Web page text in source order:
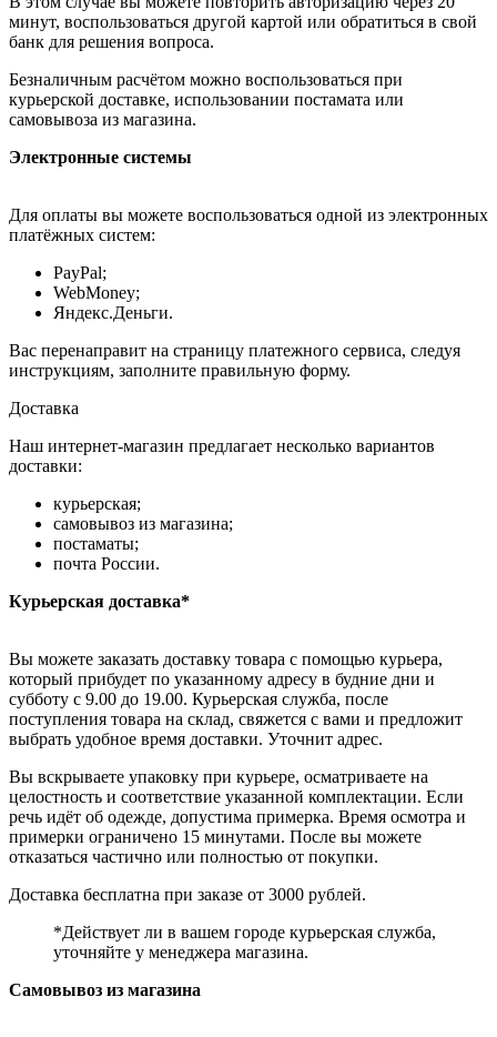
минут, воспользоваться другой картой или обратиться в свой
банк для решения вопроса.
Безналичным расчётом можно воспользоваться при
курьерской доставке, использовании постамата или
самовывоза из магазина.
Электронные системы
Для оплаты вы можете воспользоваться одной из электронных
платёжных систем:
PayPal;
WebMoney;
Яндекс.Деньги.
Вас перенаправит на страницу платежного сервиса, следуя
инструкциям, заполните правильную форму.
Доставка
Наш интернет-магазин предлагает несколько вариантов
доставки:
курьерская;
самовывоз из магазина;
постаматы;
почта России.
Курьерская доставка*
Вы можете заказать доставку товара с помощью курьера,
который прибудет по указанному адресу в будние дни и
субботу с 9.00 до 19.00. Курьерская служба, после
поступления товара на склад, свяжется с вами и предложит
выбрать удобное время доставки. Уточнит адрес.
Вы вскрываете упаковку при курьере, осматриваете на
целостность и соответствие указанной комплектации. Если
речь идёт об одежде, допустима примерка. Время осмотра и
примерки ограничено 15 минутами. После вы можете
отказаться частично или полностью от покупки.
Доставка бесплатна при заказе от 3000 рублей.
*Действует ли в вашем городе курьерская служба,
уточняйте у менеджера магазина.
Самовывоз из магазина